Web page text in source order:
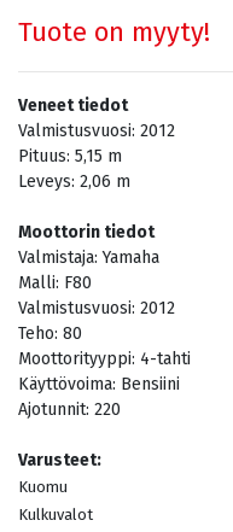
Tuote on myyty!
Veneet tiedot
Valmistusvuosi: 2012
Pituus: 5,15 m
Leveys: 2,06 m
Moottorin tiedot
Valmistaja:Yamaha
Malli: F80
Valmistusvuosi: 2012
Teho: 80
Moottorityyppi: 4-tahti
Käyttövoima: Bensiini
Ajotunnit: 220
Varusteet:
Kuomu
Kulkuvalot